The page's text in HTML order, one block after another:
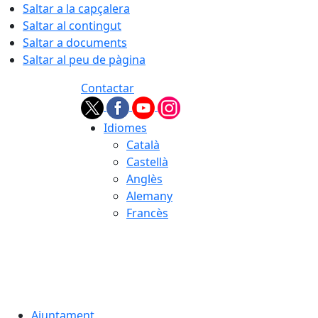
Saltar a la capçalera
Saltar al contingut
Saltar a documents
Saltar al peu de pàgina
Contactar
Idiomes
Català
Castellà
Anglès
Alemany
Francès